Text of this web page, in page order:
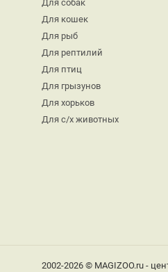
Для собак
Для кошек
Для рыб
Для рептилий
Для птиц
Для грызунов
Для хорьков
Для с/х животных
2002-2026 © MAGIZOO.ru -